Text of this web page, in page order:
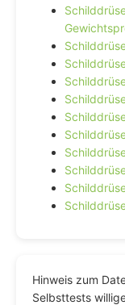
Hinweis zum
Selbsttests